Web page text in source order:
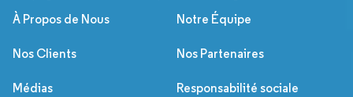
À Propos de Nous Notre Équipe
Nos Clients Nos Partenaires
Médias Responsabilité sociale